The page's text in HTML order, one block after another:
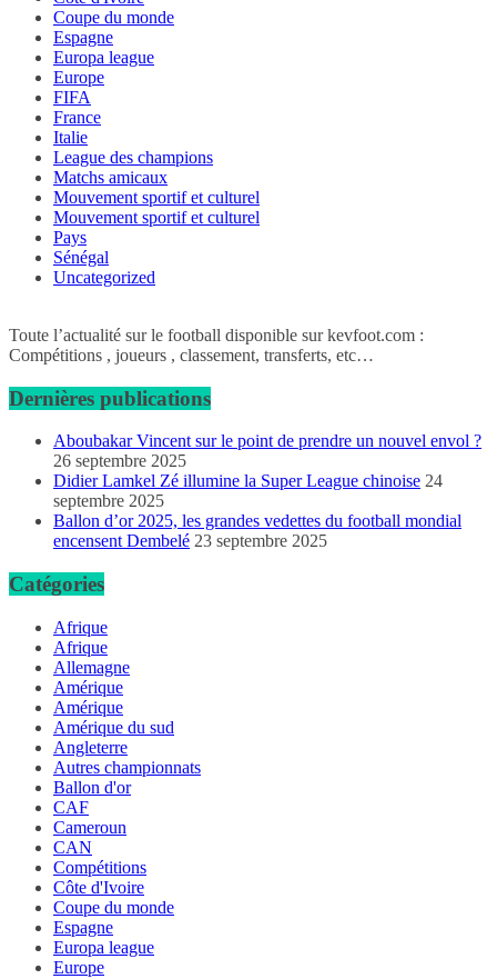
Coupe du monde
Espagne
Europa league
Europe
FIFA
France
Italie
League des champions
Matchs amicaux
Mouvement sportif et culturel
Mouvement sportif et culturel
Pays
Sénégal
Uncategorized
Toute l’actualité sur le football disponible sur kevfoot.com :
Compétitions , joueurs , classement, transferts, etc…
Dernières publications
Aboubakar Vincent sur le point de prendre un nouvel envol ?
26 septembre 2025
Didier Lamkel Zé illumine la Super League chinoise 24
septembre 2025
Ballon d’or 2025, les grandes vedettes du football mondial
encensent Dembelé 23 septembre 2025
Catégories
Afrique
Afrique
Allemagne
Amérique
Amérique
Amérique du sud
Angleterre
Autres championnats
Ballon d'or
CAF
Cameroun
CAN
Compétitions
Côte d'Ivoire
Coupe du monde
Espagne
Europa league
Europe